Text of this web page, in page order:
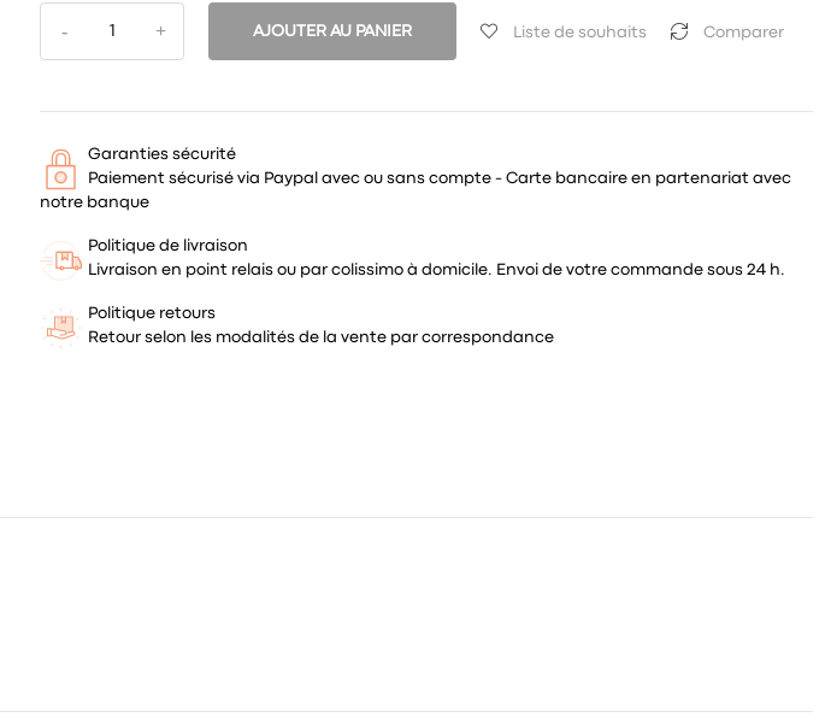
AJOUTER AU PANIER Liste de souhaits Comparer
Garanties sécurité
Paiement sécurisé via Paypal avec ou sans compte - Carte bancaire en partenariat avec
notre banque
Politique de livraison
Livraison en point relais ou par colissimo à domicile. Envoi de votre commande sous 24 h.
Politique retours
Retour selon les modalités de la vente par correspondance